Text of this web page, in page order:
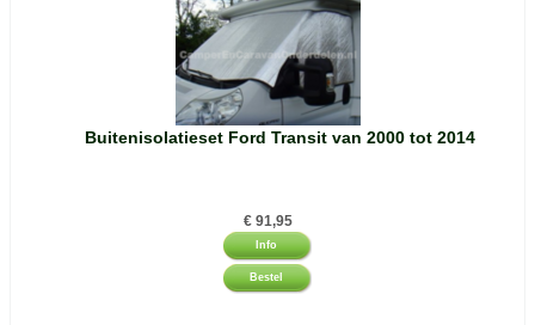
Buitenisolatieset Ford Transit van 2000 tot 2014
€ 91,95
Info
Bestel